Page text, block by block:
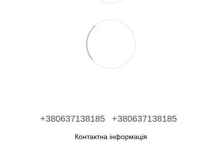
+380637138185 +380637138185
Контактна інформація